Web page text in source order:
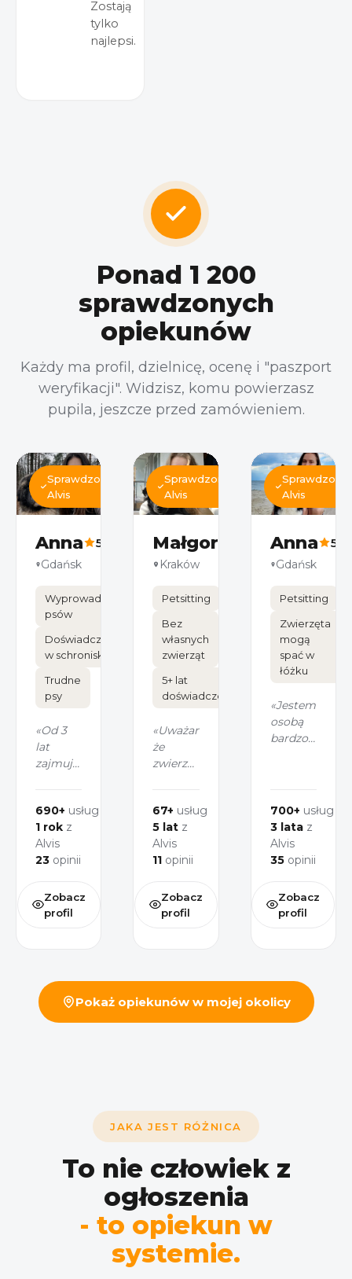
Zostają
tylko
najlepsi.
Ponad 1 200
sprawdzonych
opiekunów
Każdy ma profil, dzielnicę, ocenę i "paszport
weryfikacji". Widzisz, komu powierzasz
pupila, jeszcze przed zamówieniem.
Sprawdzona
Alvis
Anna 5.0
Gdańsk
Wyprowadzanie
psów
Doświadczenie
w schroniskach
Trudne
psy
«Od 3
lat
zajmuję
na rzecz
psów, a
przez
rok
schronisku
Mam
duże
doświadczenie
zarówno
energicznych
690+ usług
1 rok z
Alvis
23 opinii
Zobacz
profil
Sprawdzona
Alvis
Małgorzata 5.0
Kraków
Petsitting
Bez
własnych
zwierząt
5+ lat
doświadczenia
«Uważam,
że
zwierzęta
istoty,
którym
należy
się
odpowiednia
czas ze
zwierzakami
i zawsze
staram
najlepiej.»
67+ usług
5 lat z
Alvis
11 opinii
Zobacz
profil
Sprawdzona
Alvis
Anna 5.0
Gdańsk
Petsitting
Zwierzęta
mogą
spać w
łóżku
«Jestem
osobą
bardzo
Potrafię
wyczuć
potrzeby
psa i
dopasować
spędzania
wspólnego
700+ usług
3 lata z
Alvis
35 opinii
Zobacz
profil
Pokaż opiekunów w mojej okolicy
JAKA JEST RÓŻNICA
To nie człowiek z
ogłoszenia
- to opiekun w
systemie.